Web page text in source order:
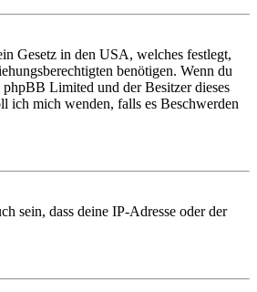
Gesetz in den USA, welches festlegt,
benötigen. Wenn du
Limited und der Besitzer dieses
ich mich wenden, falls es Beschwerden
sein, dass deine IP-Adresse oder der